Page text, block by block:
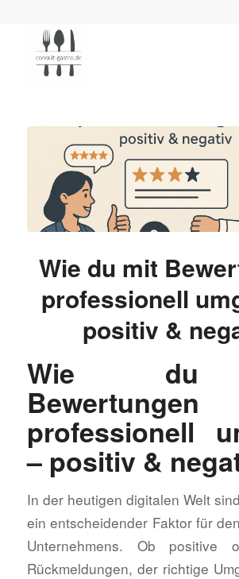
Wie du mit
professionell
positiv &
Wie du
Bewertungen
professionell
– positiv &
In der heutigen digitalen Welt
ein entscheidender Faktor für
Unternehmens. Ob positive
Rückmeldungen, der richtige